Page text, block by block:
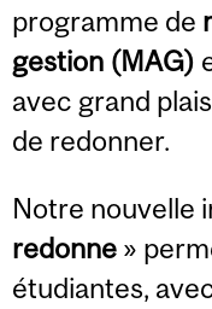
programme de
gestion (MAG)
avec grand
de redonner.
Notre nouvelle
redonne »
étudiantes,